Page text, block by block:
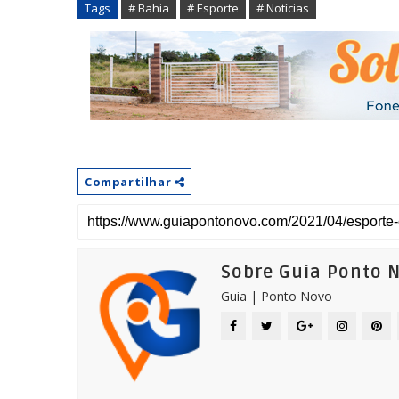
Tags # Bahia # Esporte # Notícias
Compartilhar
Sobre Guia Ponto
Guia | Ponto Novo